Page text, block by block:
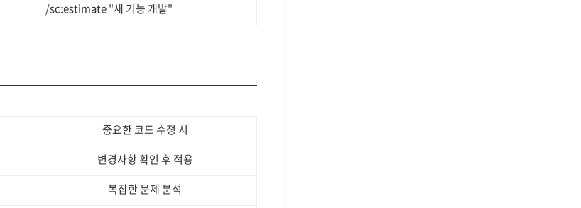
/sc:estimate "새 기능 개발"
중요한 코드 수정 시
변경사항 확인 후 적용
복잡한 문제 분석